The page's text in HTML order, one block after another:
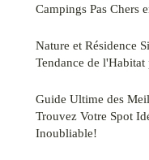
Campings Pas Chers
Nature et Résidence
Tendance de
Guide Ultime des
Trouvez Votre Spot
Inoubliable!